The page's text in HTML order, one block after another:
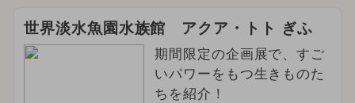
世界淡水魚園水族館 アクア・トト ぎふ
期間限定の企画展で、すご
いパワーをもつ生きものた
ちを紹介！